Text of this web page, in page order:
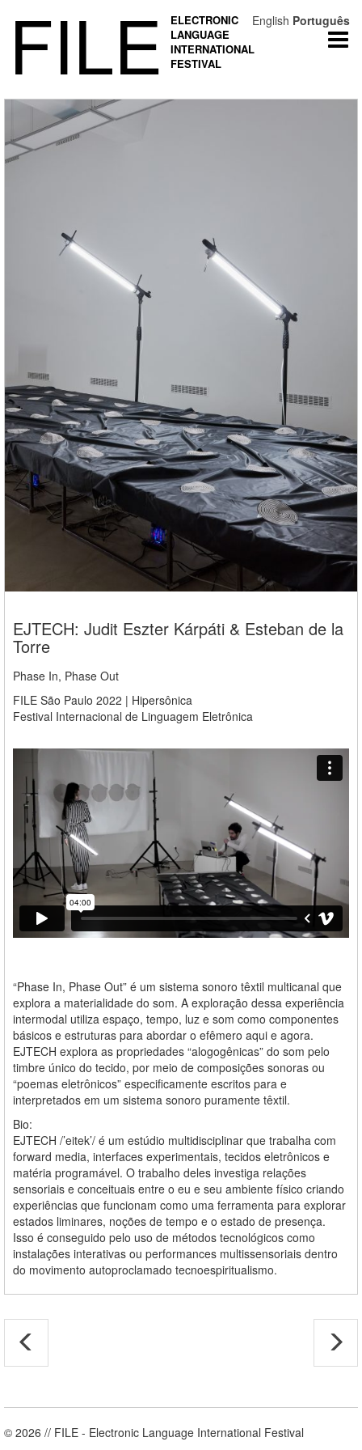
FILE
ELECTRONIC
LANGUAGE
INTERNATIONAL
FESTIVAL
EJTECH: Judit Eszter Kárpáti & Esteban de la
Torre
Phase In, Phase Out
FILE São Paulo 2022 | Hipersônica
Festival Internacional de Linguagem Eletrônica
“Phase In, Phase Out” é um sistema sonoro têxtil multicanal que
explora a materialidade do som. A exploração dessa experiência
intermodal utiliza espaço, tempo, luz e som como componentes
básicos e estruturas para abordar o efêmero aqui e agora.
EJTECH explora as propriedades “alogogênicas” do som pelo
timbre único do tecido, por meio de composições sonoras ou
“poemas eletrônicos” especificamente escritos para e
interpretados em um sistema sonoro puramente têxtil.
Bio:
EJTECH /’eitek’/ é um estúdio multidisciplinar que trabalha com
forward media, interfaces experimentais, tecidos eletrônicos e
matéria programável. O trabalho deles investiga relações
sensoriais e conceituais entre o eu e seu ambiente físico criando
experiências que funcionam como uma ferramenta para explorar
estados liminares, noções de tempo e o estado de presença.
Isso é conseguido pelo uso de métodos tecnológicos como
instalações interativas ou performances multissensoriais dentro
do movimento autoproclamado tecnoespiritualismo.
© 2026 // FILE - Electronic Language International Festival
English Português